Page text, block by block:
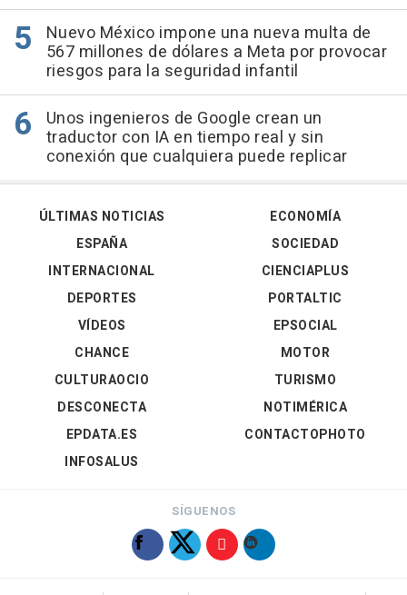
Nuevo México impone una nueva multa de
567 millones de dólares a Meta por provocar
riesgos para la seguridad infantil
Unos ingenieros de Google crean un
traductor con IA en tiempo real y sin
conexión que cualquiera puede replicar
ÚLTIMAS NOTICIAS
ESPAÑA
INTERNACIONAL
DEPORTES
VÍDEOS
ECONOMÍA
SOCIEDAD
CIENCIAPLUS
PORTALTIC
EPSOCIAL
CHANCE
CULTURAOCIO
DESCONECTA
EPDATA.ES
INFOSALUS
MOTOR
TURISMO
NOTIMÉRICA
CONTACTOPHOTO
SÍGUENOS